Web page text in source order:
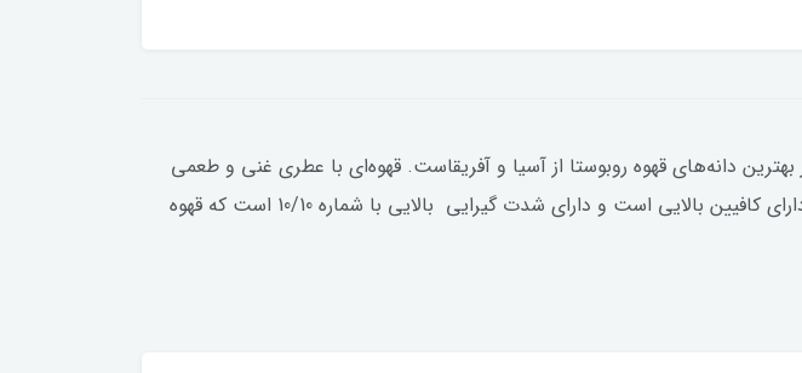
دقیق از بهترین دانه‌های قهوه روبوستا از آسیا و آفریقاست. قهوه‌ای با عطری غنی و طعمی
دلپذیر از رایحه‌ای با نت‌های مغزها (آجیل‌مانند) است. دارای نژاد 100 روبوستا میباشد که دارای کافیین بالایی است و دارای شدت گیرایی بالایی با شماره 10/10 است که قهوه